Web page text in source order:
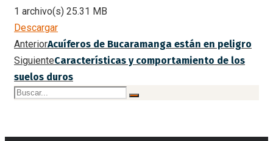
1 archivo(s) 25.31 MB
Descargar
AnteriorAcuíferos de Bucaramanga están en peligro
SiguienteCaracterísticas y comportamiento de los
suelos duros